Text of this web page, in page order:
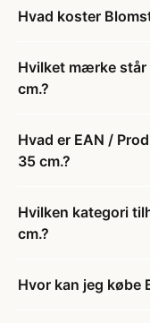
Hvad koster
Hvilket mærke står
cm.?
Hvad er EAN /
35 cm.?
Hvilken kategori
cm.?
Hvor kan jeg købe